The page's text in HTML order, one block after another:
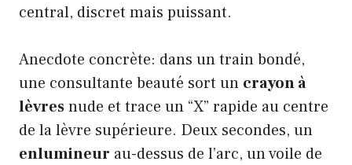
central, discret mais puissant.
Anecdote concrète: dans un train bondé,
une consultante beauté sort un crayon à
lèvresnude et trace un “X” rapide au centre
de la lèvre supérieure. Deux secondes, un
enlumineur au-dessus de l’arc, un voile de